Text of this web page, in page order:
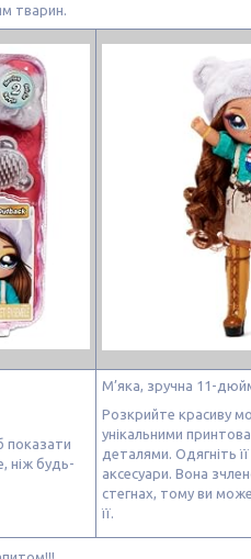
тварин.
показати
ніж будь-
М’яка, зручна 11-
Розкрийте красиву
унікальними
деталями. Одягніть
аксесуари. Вона
стегнах, тому ви
її.